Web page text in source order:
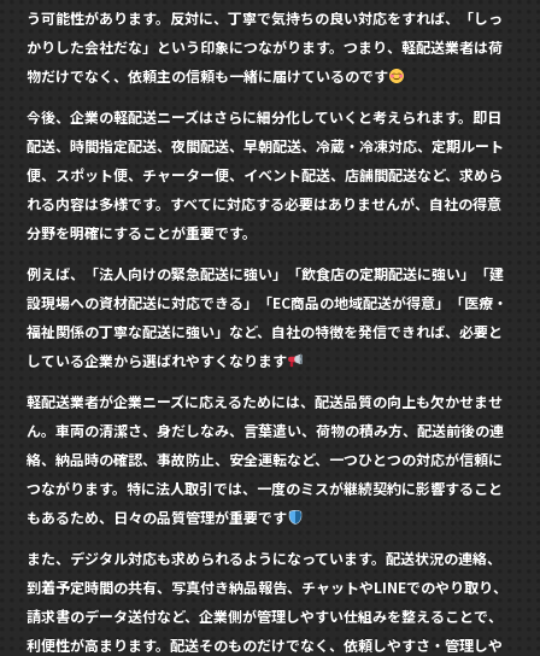
う可能性があります。反対に、丁寧で気持ちの良い対応をすれば、「しっ
かりした会社だな」という印象につながります。つまり、軽配送業者は荷
物だけでなく、依頼主の信頼も一緒に届けているのです
今後、企業の軽配送ニーズはさらに細分化していくと考えられます。即日
配送、時間指定配送、夜間配送、早朝配送、冷蔵・冷凍対応、定期ルート
便、スポット便、チャーター便、イベント配送、店舗間配送など、求めら
れる内容は多様です。すべてに対応する必要はありませんが、自社の得意
分野を明確にすることが重要です。
例えば、「法人向けの緊急配送に強い」「飲食店の定期配送に強い」「建
設現場への資材配送に対応できる」「EC商品の地域配送が得意」「医療・
福祉関係の丁寧な配送に強い」など、自社の特徴を発信できれば、必要と
している企業から選ばれやすくなります
軽配送業者が企業ニーズに応えるためには、配送品質の向上も欠かせませ
ん。車両の清潔さ、身だしなみ、言葉遣い、荷物の積み方、配送前後の連
絡、納品時の確認、事故防止、安全運転など、一つひとつの対応が信頼に
つながります。特に法人取引では、一度のミスが継続契約に影響すること
もあるため、日々の品質管理が重要です
また、デジタル対応も求められるようになっています。配送状況の連絡、
到着予定時間の共有、写真付き納品報告、チャットやLINEでのやり取り、
請求書のデータ送付など、企業側が管理しやすい仕組みを整えることで、
利便性が高まります。配送そのものだけでなく、依頼しやすさ・管理しや